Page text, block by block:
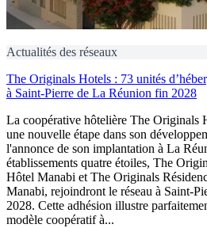
Actualités des réseaux
The Originals Hotels : 73 unités
à Saint-Pierre de La Réunion fin 2028
La coopérative hôtelière The Originals
une nouvelle étape dans son
l'annonce de son implantation à La
établissements quatre étoiles, The
Hôtel Manabi et The Originals
Manabi, rejoindront le réseau à Saint-
2028. Cette adhésion illustre
modèle coopératif à...